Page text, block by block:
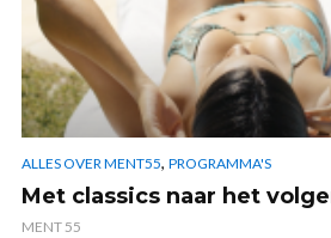
ALLES OVER MENT55, PROGRAMMA'S
Met classics naar het
MENT 55